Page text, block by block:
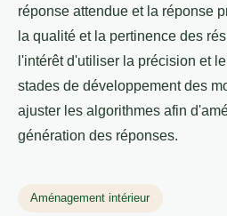
réponse attendue et la réponse
la qualité et la pertinence des
l'intérêt d'utiliser la précision et
stades de développement des
ajuster les algorithmes afin
génération des réponses.
Aménagement intérieur